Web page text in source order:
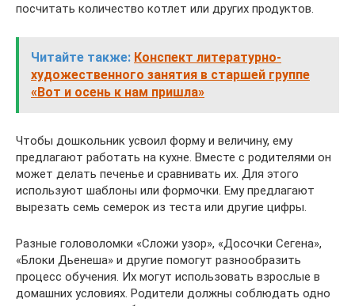
посчитать количество котлет или других продуктов.
Читайте также: Конспект литературно-
художественного занятия в старшей группе
«Вот и осень к нам пришла»
Чтобы дошкольник усвоил форму и величину, ему
предлагают работать на кухне. Вместе с родителями он
может делать печенье и сравнивать их. Для этого
используют шаблоны или формочки. Ему предлагают
вырезать семь семерок из теста или другие цифры.
Разные головоломки «Сложи узор», «Досочки Сегена»,
«Блоки Дьенеша» и другие помогут разнообразить
процесс обучения. Их могут использовать взрослые в
домашних условиях. Родители должны соблюдать одно